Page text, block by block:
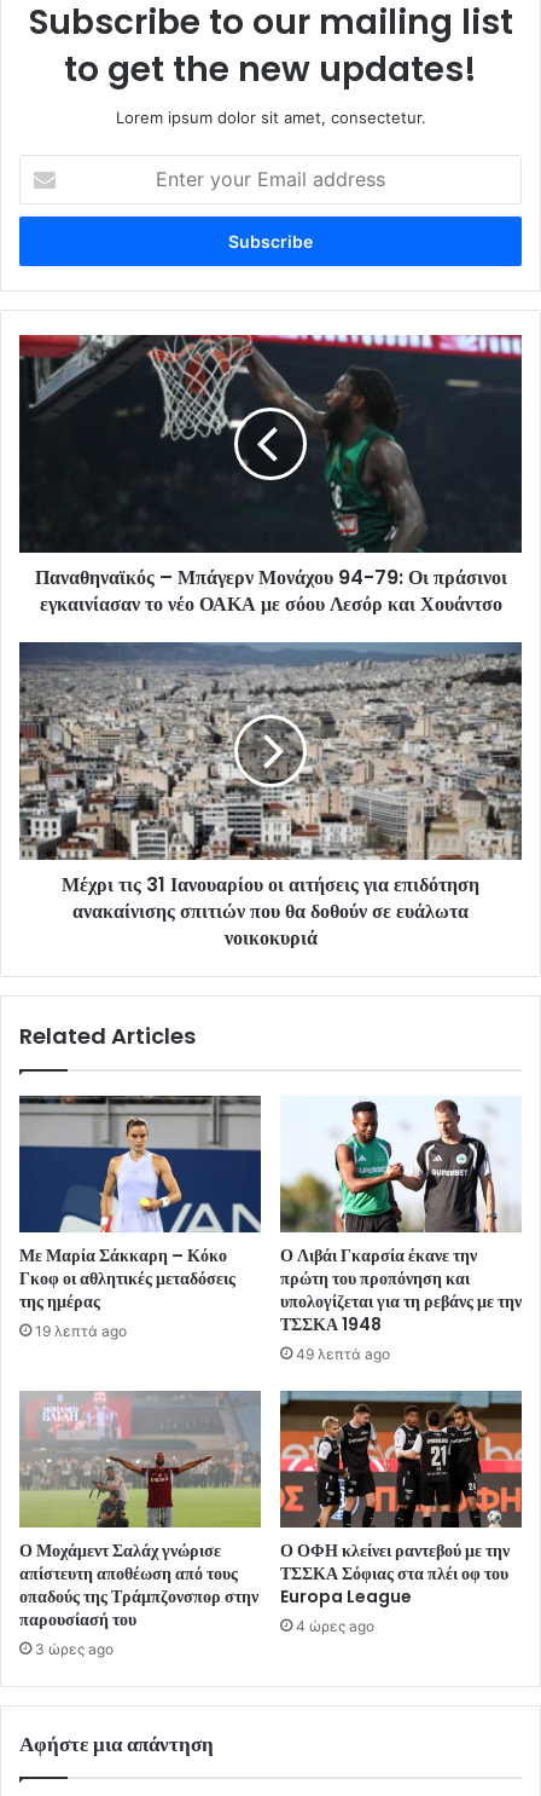
Subscribe to our mailing list
to get the new updates!
Lorem ipsum dolor sit amet, consectetur.
your
Email
Παναθηναϊκός – Μπάγερν Μονάχου 94-79: Οι πράσινοι
εγκαινίασαν το νέο ΟΑΚΑ με σόου Λεσόρ και Χουάντσο
Μέχρι τις 31 Ιανουαρίου οι αιτήσεις για επιδότηση
ανακαίνισης σπιτιών που θα δοθούν σε ευάλωτα
νοικοκυριά
Related Articles
Με Μαρία Σάκκαρη – Κόκο
Γκοφ οι αθλητικές μεταδόσεις
της ημέρας
19 λεπτά ago
Ο Λιβάι Γκαρσία έκανε την
πρώτη του προπόνηση και
υπολογίζεται για τη ρεβάνς με την
ΤΣΣΚΑ 1948
49 λεπτά ago
Ο Μοχάμεντ Σαλάχ γνώρισε
απίστευτη αποθέωση από τους
οπαδούς της Τράμπζονσπορ στην
παρουσίασή του
3 ώρες ago
Ο ΟΦΗ κλείνει ραντεβού με την
ΤΣΣΚΑ Σόφιας στα πλέι οφ του
Europa League
4 ώρες ago
Αφήστε μια απάντηση